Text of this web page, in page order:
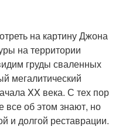
на картину Джона
на территории
груды сваленных
мегалитический
XX века. С тех пор
все об этом знают, но
и долгой реставрации.